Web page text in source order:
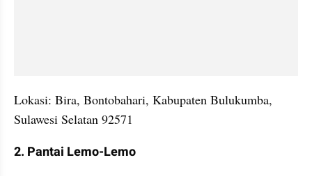
Lokasi: Bira, Bontobahari, Kabupaten Bulukumba,
Sulawesi Selatan 92571
2. Pantai Lemo-Lemo